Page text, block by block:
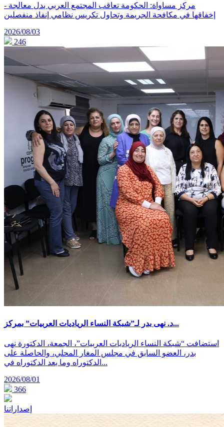
- مركز مساواة: الحكومة تعاقب المجتمع العربي بدل معالجة
إخفاقها في مكافحة الجريمة وتحاول تكريس نظامي إنفاذ منفصلين
2026/08/03
246
د. نهى بدر لـ”شبكة النساء الرياديات العربيات” بمركز...
استضافت “شبكة النساء الرياديات العربيات”، الجمعة، الدكتورة نهى
بدر، العضو السابق في مجلس المغار المحلي، والحاصلة على
الدكتوراه وما بعد الدكتوراه في...
2026/08/01
366
إصداراتنا